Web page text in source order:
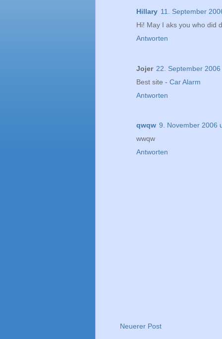
Hillary 11. September
Hi! May I aks you who did
Antworten
Jojer 22. September
Best site - Car Alarm
Antworten
qwqw 9. November 2006
wwqw
Antworten
Neuerer Post